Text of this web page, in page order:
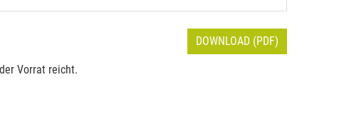
DOWNLOAD (PDF)
Vorrat reicht.